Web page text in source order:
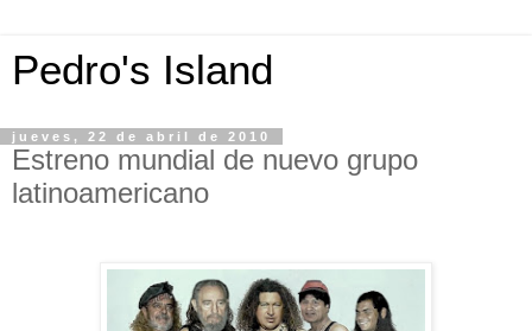
Pedro's Island
jueves, 22 de abril de 2010
Estreno mundial de nuevo grupo
latinoamericano